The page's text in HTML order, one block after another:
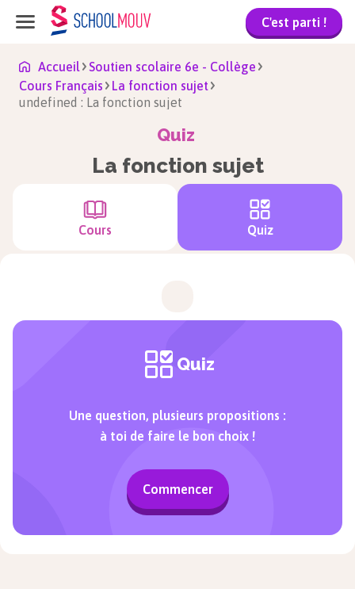
C'est parti !
Accueil
Soutien scolaire 6e - Collège
Cours Français
La fonction sujet
undefined : La fonction sujet
Quiz
La fonction sujet
Cours Quiz
Quiz
Une question, plusieurs propositions :
à toi de faire le bon choix !
Commencer